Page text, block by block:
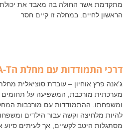
מתקדמת אשר החולה בה מאבד את יכולת
הראשון לחיים. במחלה זו קיים חסר
דרכי התמודדות עם מחלת הA-T
מערכתית מורכבת, המשפיעה על תחומים
ומשפחתו. ההתמודדות עם מורכבות
להיות מלחיצה וקשה עבור הילדים
מסתגלות היטב לקשיים, אך לעיתים סיוע או